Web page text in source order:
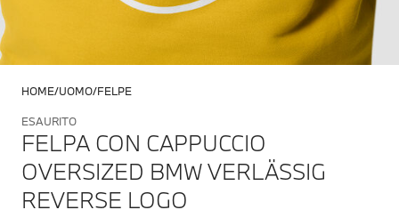
HOME UOMO FELPE
ESAURITO
FELPA CON CAPPUCCIO
OVERSIZED BMW VERLÄSSIG
REVERSE LOGO